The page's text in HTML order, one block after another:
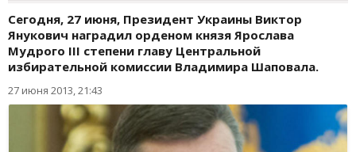
Сегодня, 27 июня, Президент Украины Виктор
Янукович наградил орденом князя Ярослава
Мудрого III степени главу Центральной
избирательной комиссии Владимира Шаповала.
27 июня 2013, 21:43